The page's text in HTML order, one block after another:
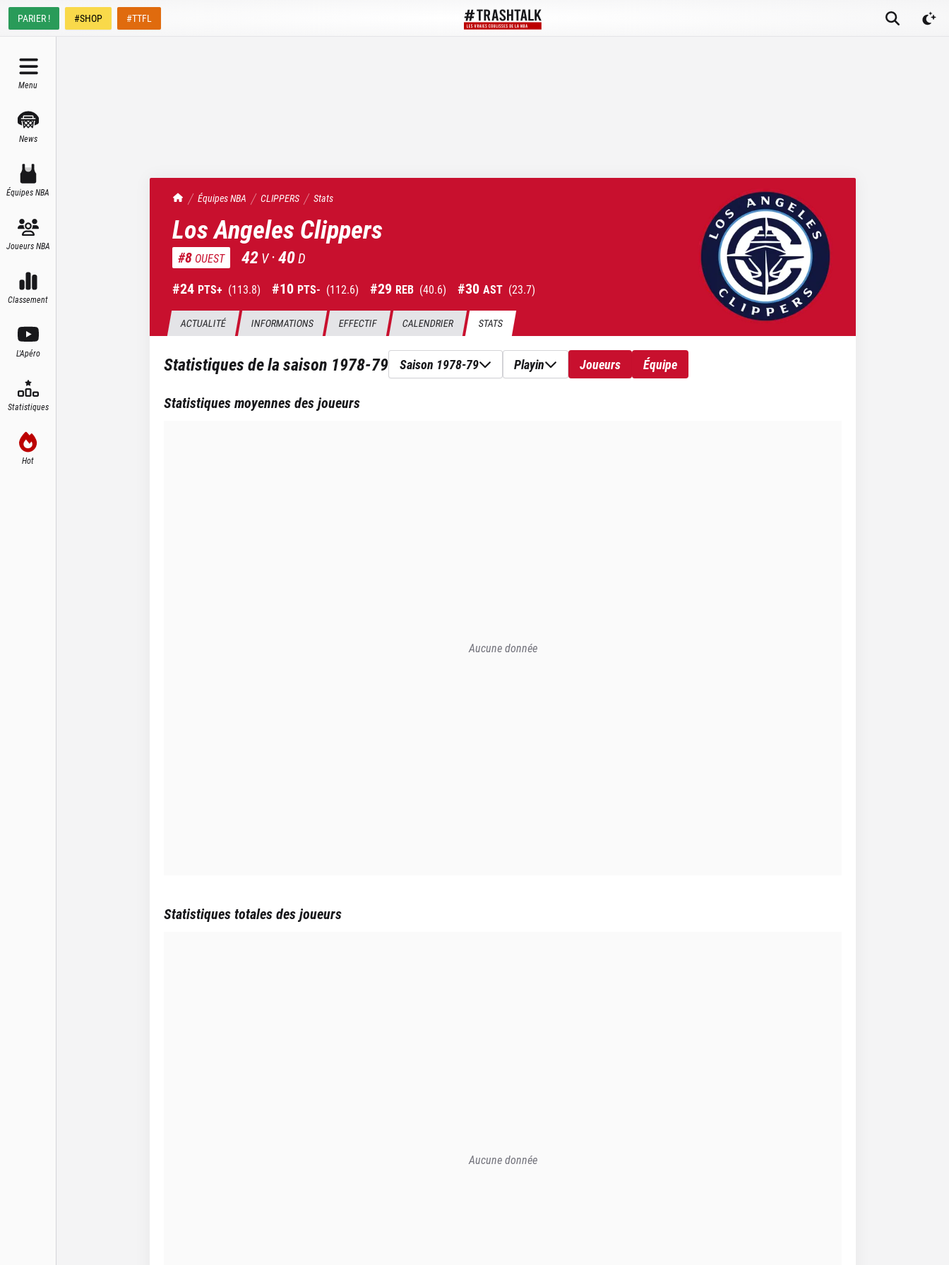
PARIER ! #SHOP #TTFL
Menu
News
Équipes NBA
Joueurs NBA
Classement
L'Apéro
Statistiques
Hot
TrashTalk Actu NBA
Équipes NBA CLIPPERS Stats
Los Angeles Clippers
#8 OUEST 42 V ·40D
#24 PTS+ (113.8) #10 PTS- (112.6) #29 REB (40.6) #30 AST (23.7)
ACTUALITÉ INFORMATIONS EFFECTIF CALENDRIER STATS
Statistiques de la saison 1978-79 Saison 1978-79 Playin Joueurs Équipe
Statistiques moyennes des joueurs
Aucune donnée
Statistiques totales des joueurs
Aucune donnée